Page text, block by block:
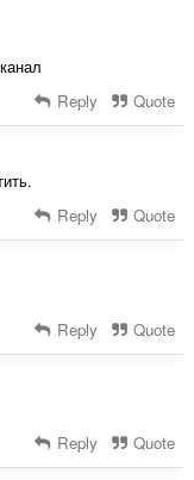
Reply Quote
Reply Quote
Reply Quote
Reply Quote